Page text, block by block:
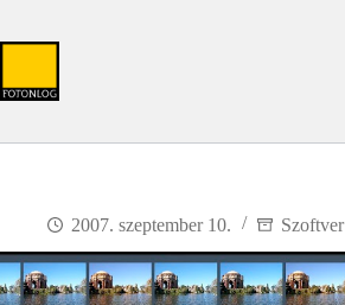
content
2007. szeptember 10. Szoftver